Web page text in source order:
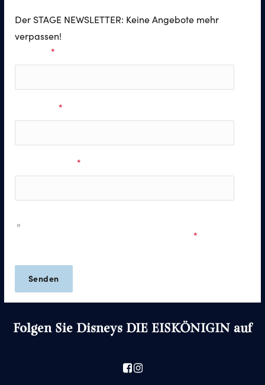
Der STAGE NEWSLETTER: Keine Angebote mehr
verpassen!
*
*
*
*
Folgen Sie Disneys DIE EISKÖNIGIN auf